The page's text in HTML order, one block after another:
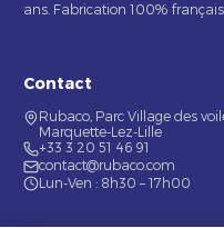
ans. Fabrication 100%
Contact
Rubaco, Parc Village des
Marquette-Lez-Lille
+33 3 20 51 46 91
contact@rubaco.com
Lun-Ven : 8h30 – 17h00